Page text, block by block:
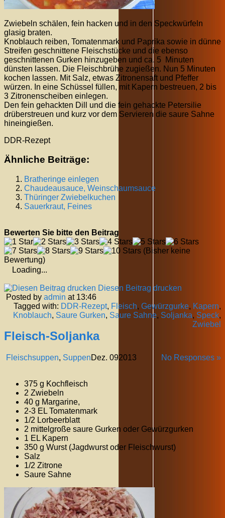
Zwiebeln schälen, fein hacken und in den Speckwürfeln
glasig braten.
Knoblauch reiben, Tomatenmark und Paprika sowie in dünne
Streifen geschnittene Fleischstücke und die ebenso
geschnittenen Gurken hinzugeben und ca. 5 Minuten
dünsten lassen. Die Fleischbrühe zugießen. Nun 5 Minuten
kochen lassen. Mit Salz, etwas Zitronensaft und Pfeffer
würzen. In eine Schüssel füllen, mit Kapern bestreuen, 2 bis
3 Zitronenscheiben einlegen.
Den fein gehackten Dill und die fein gehackte Petersilie
drüberstreuen und kurz vor dem Servieren die saure Sahne
hineingießen.
DDR-Rezept
Ähnliche Beiträge:
Bratheringe einlegen
Chaudeausauce, Weinschaumsauce
Thüringer Zwiebelkuchen
Sauerkraut, Feines
Bewerten Sie bitte den Beitrag
(Bisher keine
Bewertung)
Loading...
Diesen Beitrag drucken
Posted by admin at 13:46
Tagged with: DDR-Rezept, Fleisch, Gewürzgurke, Kapern,
Knoblauch, Saure Gurken, Saure Sahne, Soljanka, Speck,
Zwiebel
Fleisch-Soljanka
Fleischsuppen, Suppen No Responses »
Dez. 092013
375 g Kochfleisch
2 Zwiebeln
40 g Margarine,
2-3 EL Tomatenmark
1/2 Lorbeerblatt
2 mittelgroße saure Gurken oder Gewürzgurken
1 EL Kapern
350 g Wurst (Jagdwurst oder Fleischwurst)
Salz
1/2 Zitrone
Saure Sahne